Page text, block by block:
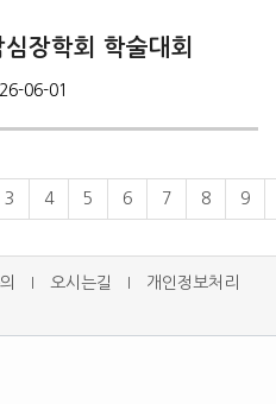
장학회 학술대회
06-01
3 4 5 6 7 8 9
오시는길
개인정보처리